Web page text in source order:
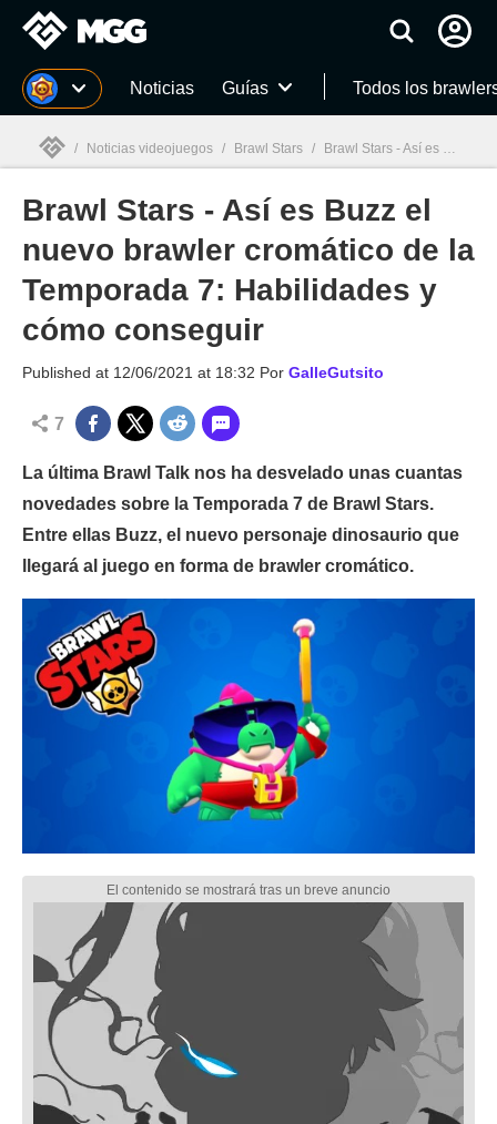
MGG Noticias Guías Todos los
MGG
/ Noticias videojuegos / Brawl Stars / Brawl Stars - Así es Buzz el nuevo brawler cromático de la Temporada 7: Habilidades y cómo conseguir
Brawl Stars - Así es Buzz el
nuevo brawler cromático de la
Temporada 7: Habilidades y
cómo conseguir
Published at 12/06/2021 at 18:32 Por GalleGutsito
7
La última Brawl Talk nos ha desvelado unas cuantas
novedades sobre la Temporada 7 de Brawl Stars.
Entre ellas Buzz, el nuevo personaje dinosaurio que
llegará al juego en forma de brawler cromático.